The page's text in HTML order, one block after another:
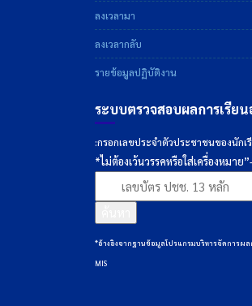
ลงเวลามา
ลงเวลากลับ
รายข้อมูลปฏิบัติงาน
ระบบตรวจสอบผลการเรีย
:กรอกเลขประจำตัวประชาชนของนักเ
*ไม่ต้องเว้นวรรคหรือใส่เครื่องหมาย
*อ้างอิงจากฐานข้อมูลโปรแกรมบริหารจัดการผลก
MIS